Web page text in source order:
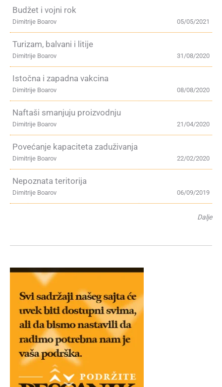
Budžet i vojni rok
05/05/2021
Dimitrije Boarov
Turizam, balvani i litije
31/08/2020
Dimitrije Boarov
Istočna i zapadna vakcina
08/08/2020
Dimitrije Boarov
Naftaši smanjuju proizvodnju
21/04/2020
Dimitrije Boarov
Povećanje kapaciteta zaduživanja
22/02/2020
Dimitrije Boarov
Nepoznata teritorija
06/09/2019
Dimitrije Boarov
Dalje